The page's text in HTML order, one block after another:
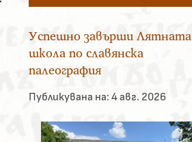
Успешно завърши Лятната
школа по славянска
палеография
Публикувана на: 4 авг. 2026